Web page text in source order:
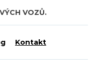
VOZŮ.
Kontakt